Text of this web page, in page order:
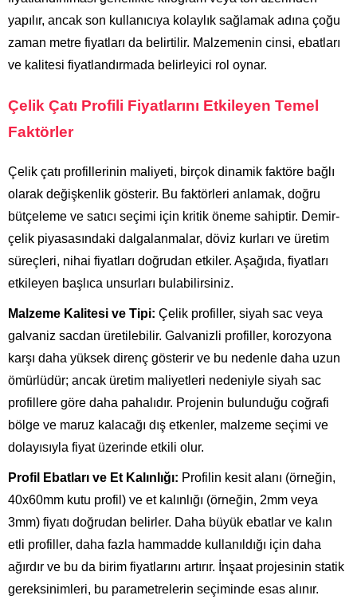
yapılır, ancak son kullanıcıya kolaylık sağlamak adına çoğu
zaman metre fiyatları da belirtilir. Malzemenin cinsi, ebatları
ve kalitesi fiyatlandırmada belirleyici rol oynar.
Çelik Çatı Profili Fiyatlarını Etkileyen Temel
Faktörler
Çelik çatı profillerinin maliyeti, birçok dinamik faktöre bağlı
olarak değişkenlik gösterir. Bu faktörleri anlamak, doğru
bütçeleme ve satıcı seçimi için kritik öneme sahiptir. Demir-
çelik piyasasındaki dalgalanmalar, döviz kurları ve üretim
süreçleri, nihai fiyatları doğrudan etkiler. Aşağıda, fiyatları
etkileyen başlıca unsurları bulabilirsiniz.
Malzeme Kalitesi ve Tipi: Çelik profiller, siyah sac veya
galvaniz sacdan üretilebilir. Galvanizli profiller, korozyona
karşı daha yüksek direnç gösterir ve bu nedenle daha uzun
ömürlüdür; ancak üretim maliyetleri nedeniyle siyah sac
profillere göre daha pahalıdır. Projenin bulunduğu coğrafi
bölge ve maruz kalacağı dış etkenler, malzeme seçimi ve
dolayısıyla fiyat üzerinde etkili olur.
Profil Ebatları ve Et Kalınlığı: Profilin kesit alanı (örneğin,
40x60mm kutu profil) ve et kalınlığı (örneğin, 2mm veya
3mm) fiyatı doğrudan belirler. Daha büyük ebatlar ve kalın
etli profiller, daha fazla hammadde kullanıldığı için daha
ağırdır ve bu da birim fiyatlarını artırır. İnşaat projesinin statik
gereksinimleri, bu parametrelerin seçiminde esas alınır.